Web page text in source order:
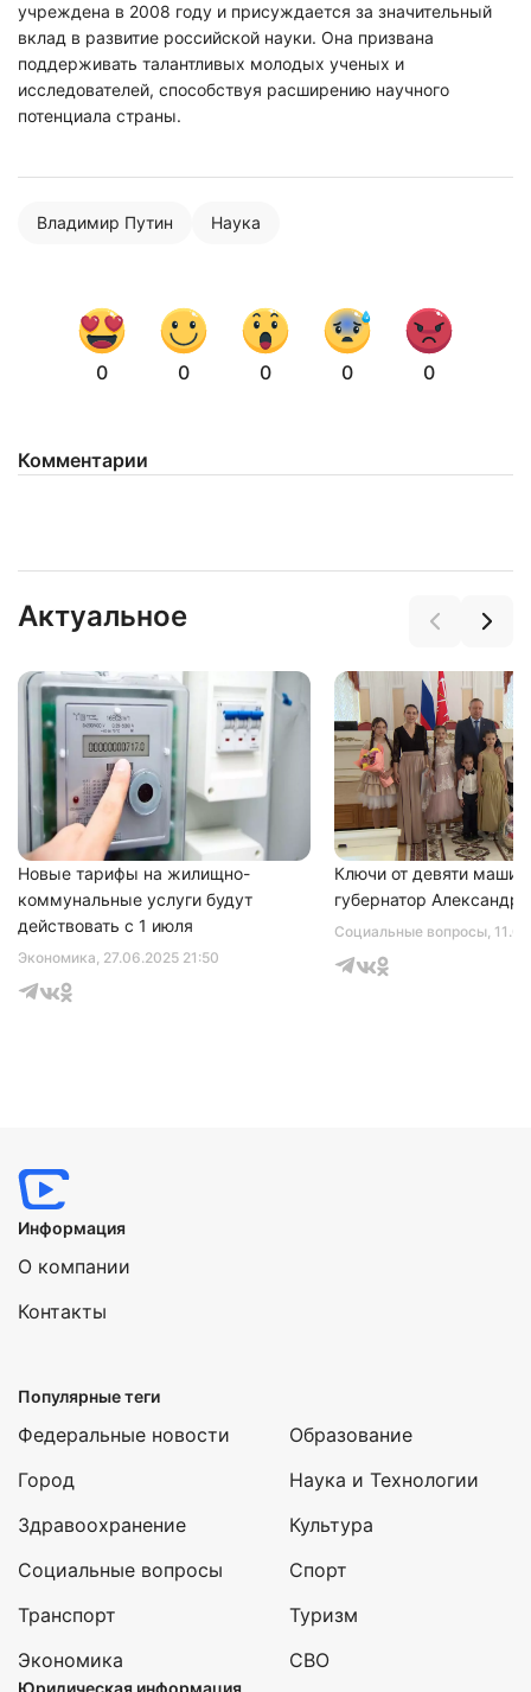
учреждена в 2008 году и присуждается за значительный
вклад в развитие российской науки. Она призвана
поддерживать талантливых молодых ученых и
исследователей, способствуя расширению научного
потенциала страны.
Владимир Путин Наука
0 0 0 0 0
Комментарии
Актуальное
Экономика, 27.06.2025 21:50
Новые тарифы на жилищно-
коммунальные услуги будут
действовать с 1 июля
Социальные вопросы,
Ключи от девяти машин
губернатор Александр
Информация
О компании
Контакты
Популярные теги
Федеральные новости
Город
Здравоохранение
Социальные вопросы
Транспорт
Экономика
Образование
Наука и Технологии
Культура
Спорт
Туризм
СВО
Юридическая информация